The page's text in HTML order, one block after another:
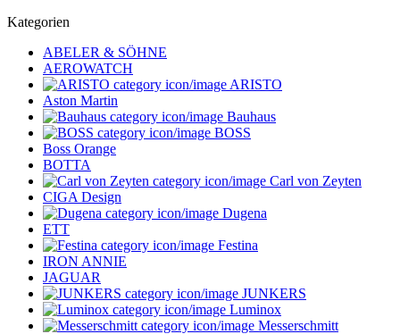
Kategorien
ABELER & SÖHNE
AEROWATCH
ARISTO
Aston Martin
Bauhaus
BOSS
Boss Orange
BOTTA
Carl von Zeyten
CIGA Design
Dugena
ETT
Festina
IRON ANNIE
JAGUAR
JUNKERS
Luminox
Messerschmitt